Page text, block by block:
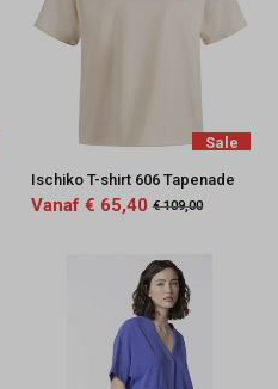
Sale
Ischiko T-shirt 606 Tapenade
Vanaf € 65,40 € 109,00